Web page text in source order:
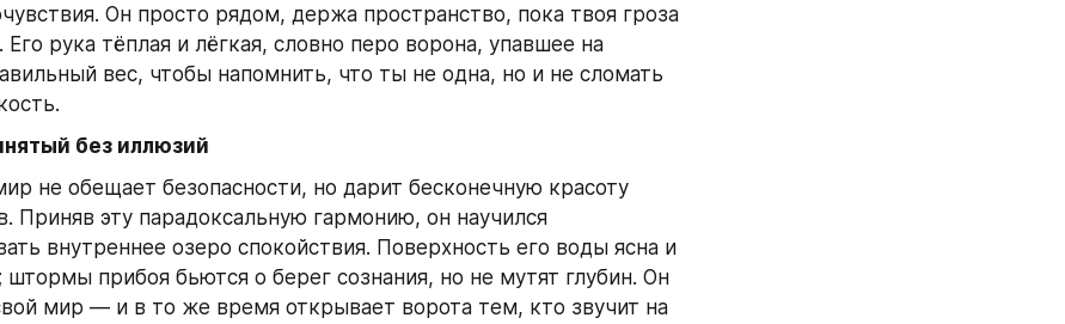
Он просто рядом, держа пространство, пока твоя гроза
Его рука тёплая и лёгкая, словно перо ворона, упавшее на
вес, чтобы напомнить, что ты не одна, но и не сломать
без иллюзий
не обещает безопасности, но дарит бесконечную красоту
Приняв эту парадоксальную гармонию, он научился
внутреннее озеро спокойствия. Поверхность его воды ясна и
штормы прибоя бьются о берег сознания, но не мутят глубин. Он
мир — и в то же время открывает ворота тем, кто звучит на